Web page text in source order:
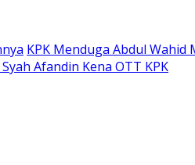
KPK Menduga Abdul Wahid
Afandin Kena OTT KPK